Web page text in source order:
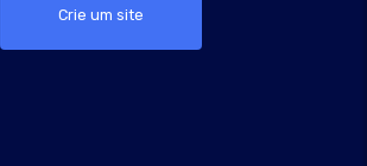
Crie um site